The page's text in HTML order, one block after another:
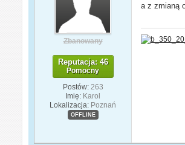
Zbanowany
Reputacja: 46
Pomocny
Postów: 263
Imię: Karol
Lokalizacja: Poznań
OFFLINE
a z zmianą